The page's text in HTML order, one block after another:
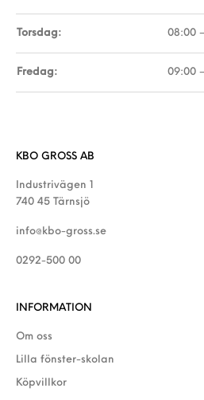
Torsdag: 08:00
Fredag: 09:00
KBO GROSS AB
Industrivägen 1
740 45 Tärnsjö
info@kbo-gross.se
0292-500 00
INFORMATION
Om oss
Lilla fönster-skolan
Köpvillkor